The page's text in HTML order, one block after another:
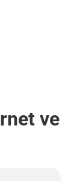
ve